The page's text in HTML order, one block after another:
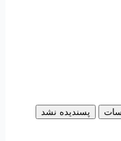
پسندیده نشد